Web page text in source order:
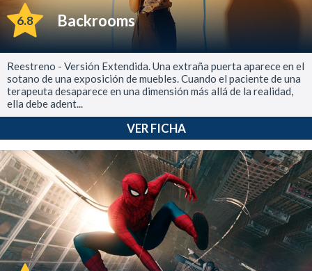
6.8 Backrooms
Reestreno - Versión Extendida. Una extraña puerta aparece en el
sotano de una exposición de muebles. Cuando el paciente de una
terapeuta desaparece en una dimensión más allá de la realidad,
ella debe adent...
VER FICHA